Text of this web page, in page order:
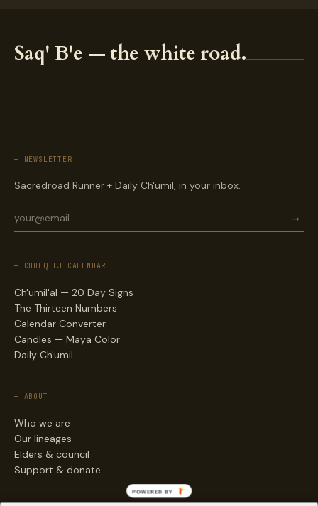
Saq' B'e — the white road.
— NEWSLETTER
Sacredroad Runner + Daily Ch'umil, in your inbox.
→
— CHOLQ'IJ CALENDAR
Ch'umil'al — 20 Day Signs
The Thirteen Numbers
Calendar Converter
Candles — Maya Color
Daily Ch'umil
— ABOUT
Who we are
Our lineages
Elders & council
Support & donate
POWERED BY